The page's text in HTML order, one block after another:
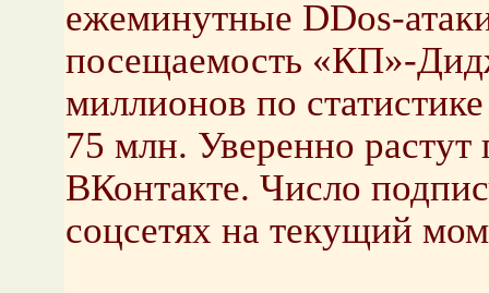
ежеминутные DDos-
посещаемость «КП»-
миллионов по
75 млн. Уверенно
ВКонтакте. Число
соцсетях на текущий